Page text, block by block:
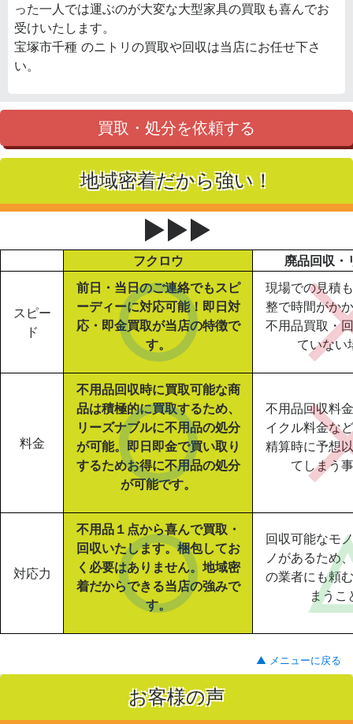
った一人では運ぶのが大変な大型家具の買取も喜んでお
受けいたします。
宝塚市千種 のニトリの買取や回収は当店にお任せ下さ
い。
買取・処分を依頼する
地域密着だから強い！
▶▶▶
フクロウ 廃品回収・
スピー
ド
前日・当日のご連絡でもスピ
ーディーに対応可能！即日対
応・即金買取が当店の特徴で
す。
現場での見積
整で時間がか
不用品買取・
ていない
料金
不用品回収時に買取可能な商
品は積極的に買取するため、
リーズナブルに不用品の処分
が可能。即日即金で買い取り
するためお得に不用品の処分
が可能です。
不用品回収料
イクル料金な
精算時に予想
てしまう
対応力
不用品１点から喜んで買取・
回収いたします。梱包してお
く必要はありません。地域密
着だからできる当店の強みで
す。
回収可能なモ
ノがあるため
の業者にも頼
まうこ
▲ メニューに戻る
お客様の声